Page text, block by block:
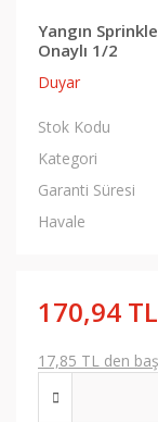
Yangın
Onaylı 1/2
Duyar
Stok Kodu
Kategori
Garanti Süresi
Havale
170,94 TL
17,85 TL den